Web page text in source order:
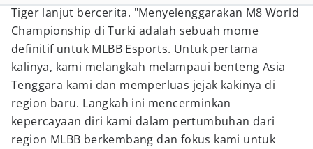
Tiger lanjut bercerita. "Menyelenggarakan M8 World
Championship di Turki adalah sebuah mome
definitif untuk MLBB Esports. Untuk pertama
kalinya, kami melangkah melampaui benteng Asia
Tenggara kami dan memperluas jejak kakinya di
region baru. Langkah ini mencerminkan
kepercayaan diri kami dalam pertumbuhan dari
region MLBB berkembang dan fokus kami untuk